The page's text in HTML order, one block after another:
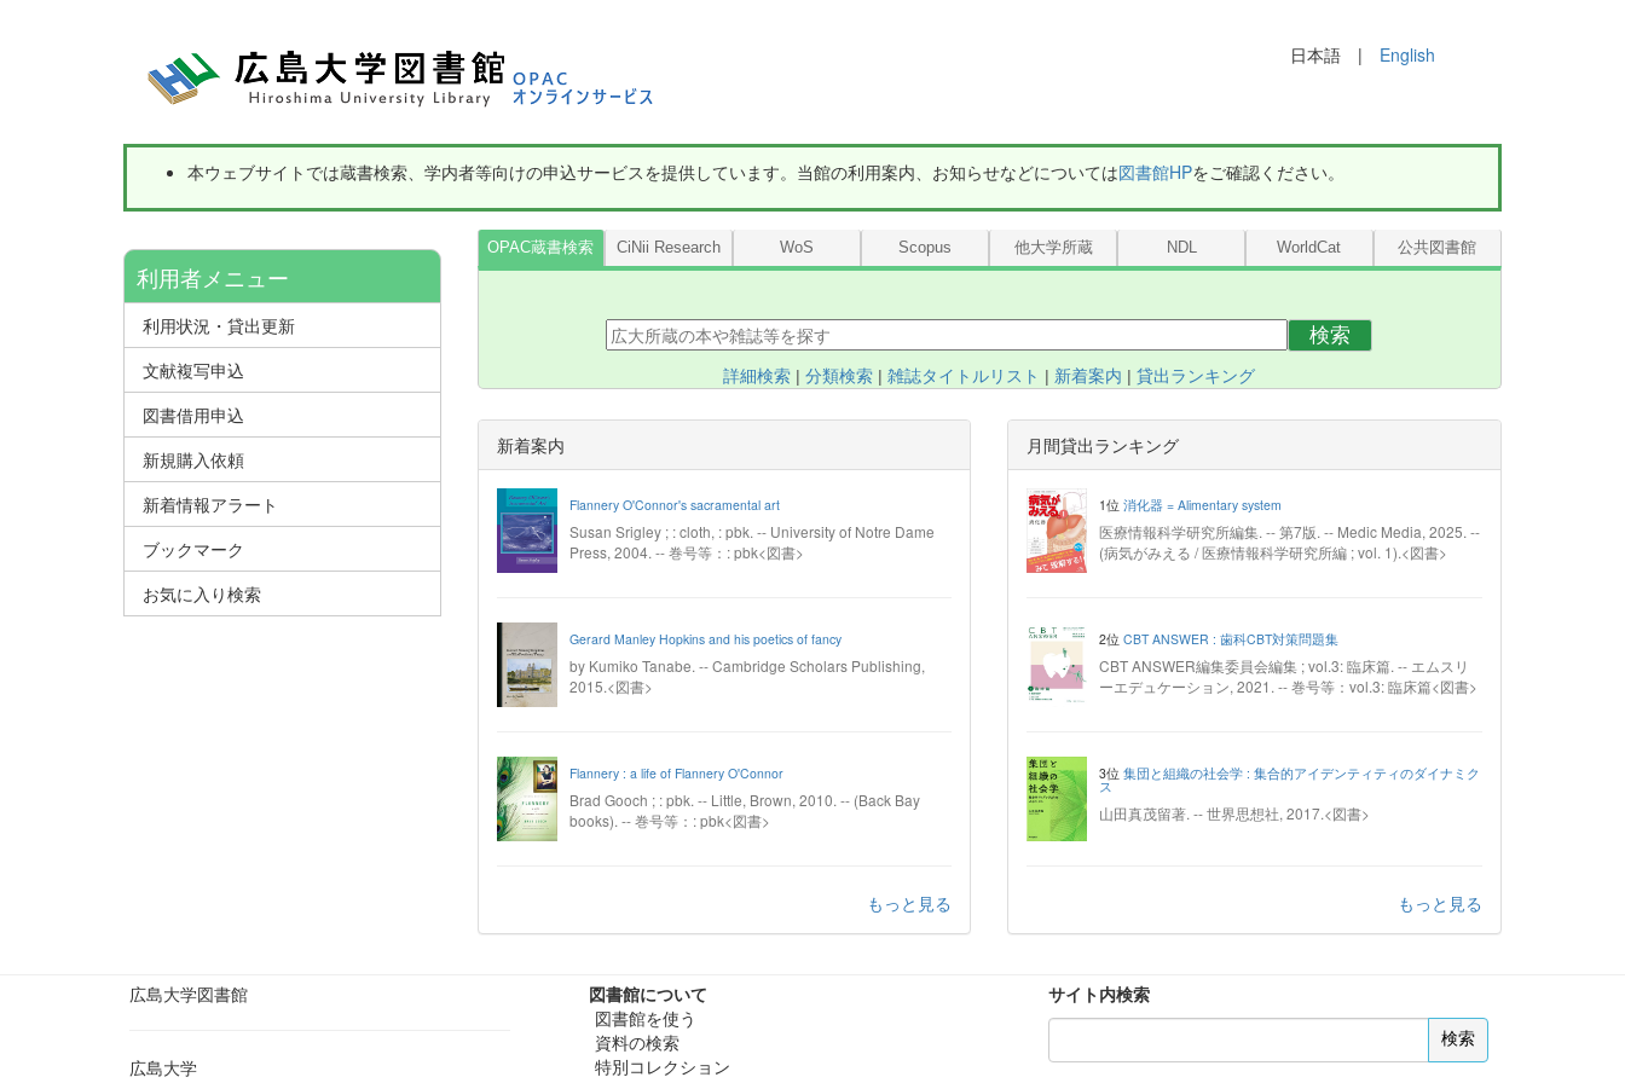
日本語 | English
本ウェブサイトでは蔵書検索、学内者等向けの申込サービスを提供しています。当館の利用案内、お知らせなどについては図書館HPをご確認ください。
OPAC蔵書検索 CiNii Research WoS Scopus 他大学所蔵 NDL WorldCat 公共図書館
検索
詳細検索 |分類検索 |雑誌タイトルリスト | 新着案内 |貸出ランキング
新着案内
Flannery O'Connor's sacramental art
Susan Srigley ; : cloth, : pbk. -- University of Notre Dame
Press, 2004. -- 巻号等：: pbk<図書>
Gerard Manley Hopkins and his poetics of fancy
by Kumiko Tanabe. -- Cambridge Scholars Publishing,
2015.<図書>
Flannery : a life of Flannery O'Connor
Brad Gooch ; : pbk. -- Little, Brown, 2010. -- (Back Bay
books). -- 巻号等：: pbk<図書>
もっと見る
月間貸出ランキング
1位消化器 = Alimentary system
医療情報科学研究所編集. -- 第7版. -- Medic Media, 2025. --
(病気がみえる / 医療情報科学研究所編 ; vol. 1).<図書>
2位CBT ANSWER : 歯科CBT対策問題集
CBT ANSWER編集委員会編集 ; vol.3: 臨床篇. -- エムスリ
ーエデュケーション, 2021. -- 巻号等：vol.3: 臨床篇<図書>
3位集団と組織の社会学 : 集合的アイデンティティのダイナミク
ス
山田真茂留著. -- 世界思想社, 2017.<図書>
もっと見る
利用者メニュー
利用状況・貸出更新
文献複写申込
図書借用申込
新規購入依頼
新着情報アラート
ブックマーク
お気に入り検索
広島大学図書館
広島大学
図書館について
図書館を使う
資料の検索
特別コレクション
サイト内検索
検索